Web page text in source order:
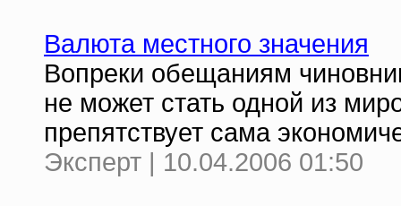
Валюта местного значения
Вопреки обещаниям
не может стать одной из
препятствует сама
Эксперт | 10.04.2006 01:50